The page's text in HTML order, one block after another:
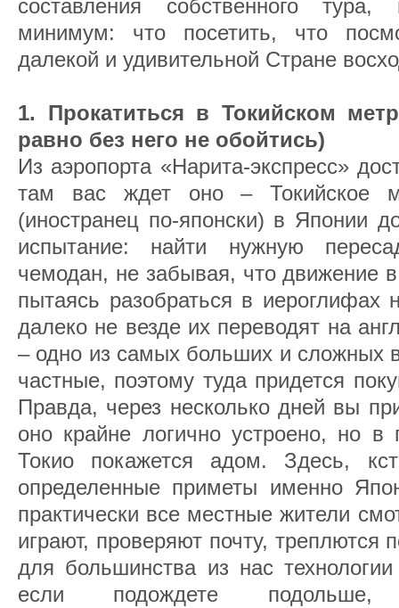
составления собственного тура,
минимум: что посетить, что
далекой и удивительной Стране
1. Прокатиться в Токийском
равно без него не обойтись)
Из аэропорта «Нарита-экспресс»
там вас ждет оно – Токийское
(иностранец по-японски) в Японии
испытание: найти нужную
чемодан, не забывая, что движение
пытаясь разобраться в иероглифах
далеко не везде их переводят на
– одно из самых больших и сложных
частные, поэтому туда придется
Правда, через несколько дней вы
оно крайне логично устроено, но
Токио покажется адом. Здесь,
определенные приметы именно
практически все местные жители
играют, проверяют почту, треплются
для большинства из нас
если подождете подольше,